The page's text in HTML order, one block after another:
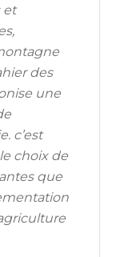
et
des
une
c’est
choix de
que